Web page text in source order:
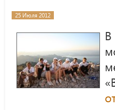
25 Июля 2012